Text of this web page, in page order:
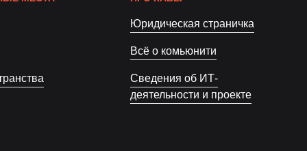
Юридическая страничка
Всё о комьюнити
Сведения об ИТ-
деятельности и проекте